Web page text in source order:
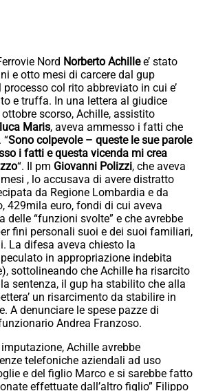
Nord Norberto Achillee’ stato
e otto mesi di carcere dal gup
col rito abbreviato in cui e’
e truffa. In una lettera al giudice
ottobre scorso, Achille, assistito
Maris, aveva ammesso i fatti che
“Sono colpevole – queste le sue parole
i fatti e questa vicenda mi crea
“. Il pm Giovanni Polizzi, che aveva
, lo accusava di avere distratto
da Regione Lombardia e da
429mila euro, fondi di cui aveva
delle “funzioni svolte” e che avrebbe
fini personali suoi e dei suoi familiari,
La difesa aveva chiesto la
in appropriazione indebita
sottolineando che Achille ha risarcito
sentenza, il gup ha stabilito che alla
un risarcimento da stabilire in
A denunciare le spese pazze di
Andrea Franzoso.
Achille avrebbe
telefoniche aziendali ad uso
e del figlio Marco e si sarebbe fatto
effettuate dall’altro figlio” Filippo